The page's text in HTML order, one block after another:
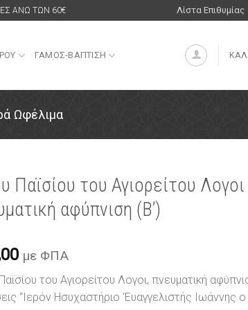
ΑΝΩ ΤΩΝ 60€ Λίστα Επιθυμίας
ΓΑΜΟΣ-ΒΑΠΤΙΣΗ
Ωφέλιμα
Παϊσίου του Αγιορείτου Λογοι
αφύπνιση (Β’)
με ΦΠΑ
του Αγιορείτου Λογοι, πνευματική
“Ιερόν Ησυχαστήριο ‘Ευαγγελιστής Ιωάννης